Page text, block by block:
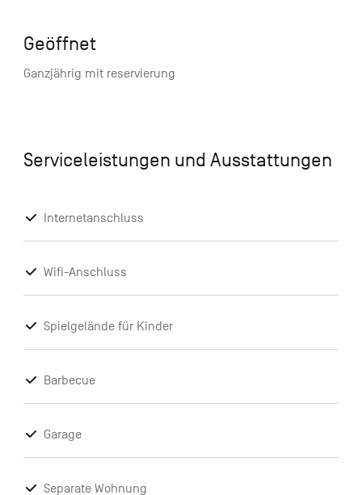
Geöffnet
Ganzjährig mit reservierung
Serviceleistungen und Ausstattungen
Internetanschluss
Wifi-Anschluss
Spielgelände für Kinder
Barbecue
Garage
Separate Wohnung